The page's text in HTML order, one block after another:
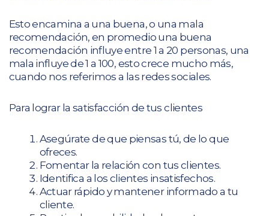
Esto encamina a una buena, o una mala
recomendación, en promedio una buena
recomendación influye entre 1 a 20 personas, una
mala influye de 1 a 100, esto crece mucho más,
cuando nos referimos a las redes sociales.
Para lograr la satisfacción de tus clientes
Asegúrate de que piensas tú, de lo que
ofreces.
Fomentar la relación con tus clientes.
Identifica a los clientes insatisfechos.
Actuar rápido y mantener informado a tu
cliente.